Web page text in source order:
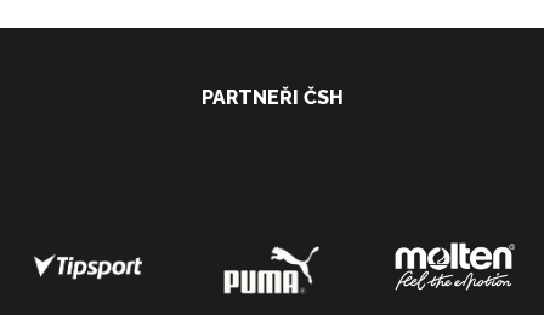
PARTNEŘI ČSH